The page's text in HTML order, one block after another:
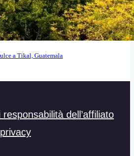
a Tikal, Guatemala
dell’affiliato